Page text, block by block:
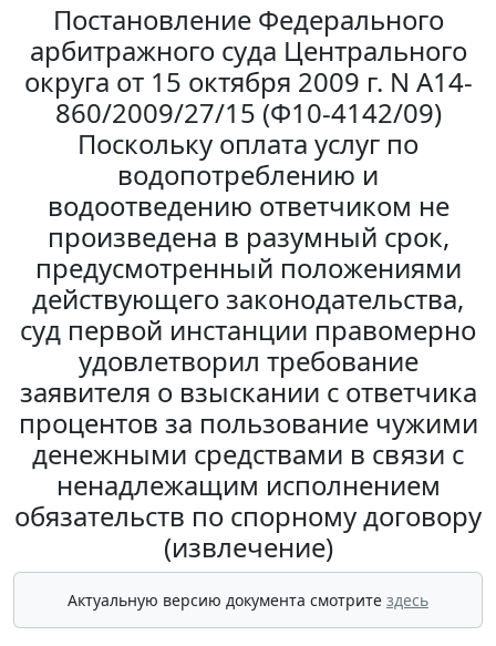
Постановление Федерального
арбитражного суда Центрального
округа от 15 октября 2009 г. N А14-
860/2009/27/15 (Ф10-4142/09)
Поскольку оплата услуг по
водопотреблению и
водоотведению ответчиком не
произведена в разумный срок,
предусмотренный положениями
действующего законодательства,
суд первой инстанции правомерно
удовлетворил требование
заявителя о взыскании с ответчика
процентов за пользование чужими
денежными средствами в связи с
ненадлежащим исполнением
обязательств по спорному договору
(извлечение)
Актуальную версию документа смотрите здесь